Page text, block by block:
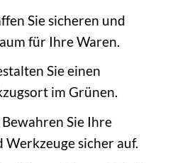
Sie sicheren und
für Ihre Waren.
Sie einen
im Grünen.
Bewahren Sie Ihre
sicher auf.